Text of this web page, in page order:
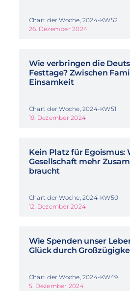
Chart der Woche, 2024-KW52
26. Dezember 2024
Wie verbringen die
Festtage? Zwischen
Einsamkeit
Chart der Woche, 2024-KW51
19. Dezember 2024
Kein Platz für Egoismus:
Gesellschaft mehr
braucht
Chart der Woche, 2024-KW50
12. Dezember 2024
Wie Spenden unser
Glück durch
Chart der Woche, 2024-KW49
5. Dezember 2024